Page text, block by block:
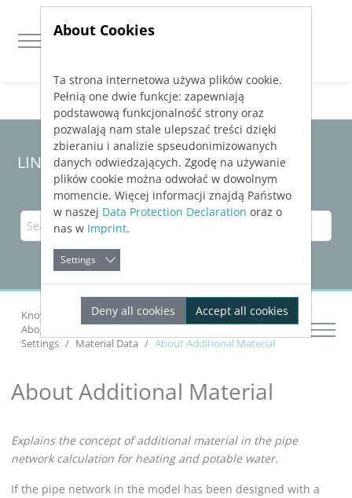
Jump directly to main navigation
Jump directly to content
LINEAR Solutions 24 for Revit
Knowledge Base Revit
Calculating Networks
About Pipe Network Calculation Potable Water
Settings
Material Data About Additional Material
About Additional Material
Explains the concept of additional material in the pipe
network calculation for heating and potable water.
If the pipe network in the model has been designed with a
About Cookies
Ta strona internetowa używa plików cookie.
Pełnią one dwie funkcje: zapewniają
podstawową funkcjonalność strony oraz
pozwalają nam stale ulepszać treści dzięki
zbieraniu i analizie spseudonimizowanych
danych odwiedzających. Zgodę na używanie
plików cookie można odwołać w dowolnym
momencie. Więcej informacji znajdą Państwo
w naszej Data Protection Declaration oraz o
nas w Imprint.
Settings
Deny all cookies Accept all cookies